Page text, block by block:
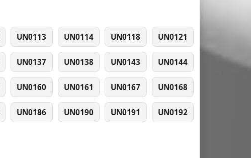
UN0113 UN0114 UN0118 UN0121
UN0137 UN0138 UN0143 UN0144
UN0160 UN0161 UN0167 UN0168
UN0186 UN0190 UN0191 UN0192